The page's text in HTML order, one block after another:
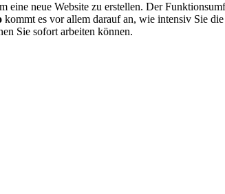
neue Website zu erstellen. Der
kommt es vor allem darauf an, wie intensiv Sie
Sie sofort arbeiten können.